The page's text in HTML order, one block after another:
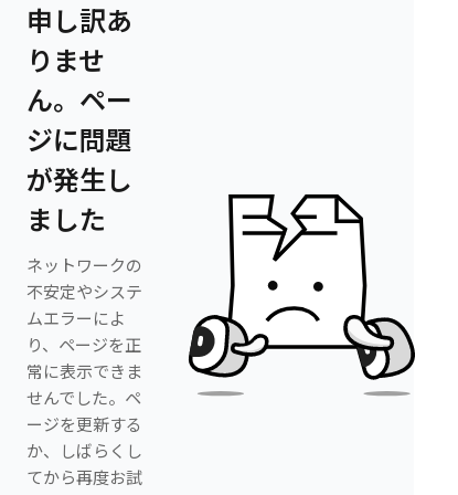
申し訳あ
りませ
ん。ペー
ジに問題
が発生し
ました
ネットワークの
不安定やシステ
ムエラーによ
り、ページを正
常に表示できま
せんでした。ペ
ージを更新する
か、しばらくし
てから再度お試